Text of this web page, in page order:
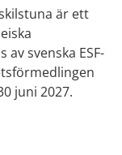
är ett
av svenska ESF-
juni 2027.